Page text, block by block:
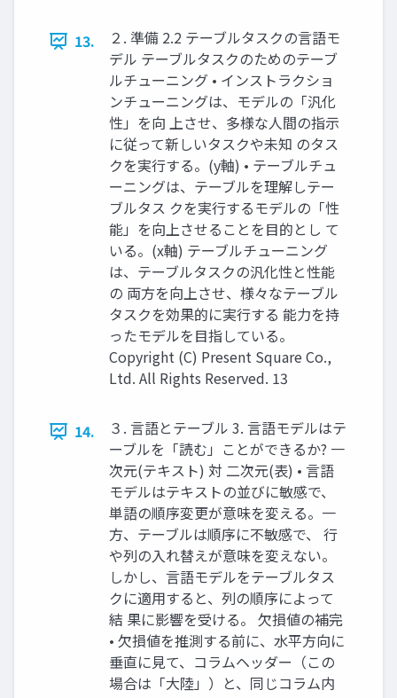
13.
２. 準備 2.2 テーブルタスクの言語モ
デル テーブルタスクのためのテーブ
ルチューニング • インストラクショ
ンチューニングは、モデルの「汎化
性」を向 上させ、多様な人間の指示
に従って新しいタスクや未知 のタス
クを実行する。(y軸) • テーブルチュ
ーニングは、テーブルを理解しテー
ブルタス クを実行するモデルの「性
能」を向上させることを目的とし て
いる。(x軸) テーブルチューニング
は、テーブルタスクの汎化性と性能
の 両方を向上させ、様々なテーブル
タスクを効果的に実行する 能力を持
ったモデルを目指している。
Copyright (C) Present Square Co.,
Ltd. All Rights Reserved. 13
14.
３. 言語とテーブル 3. 言語モデルはテ
ーブルを「読む」ことができるか? 一
次元(テキスト) 対 二次元(表) • 言語
モデルはテキストの並びに敏感で、
単語の順序変更が意味を変える。一
方、テーブルは順序に不敏感で、 行
や列の入れ替えが意味を変えない。
しかし、言語モデルをテーブルタス
クに適用すると、列の順序によって
結 果に影響を受ける。 欠損値の補完
• 欠損値を推測する前に、水平方向に
垂直に見て、コラムヘッダー（この
場合は「大陸」）と、同じコラム内